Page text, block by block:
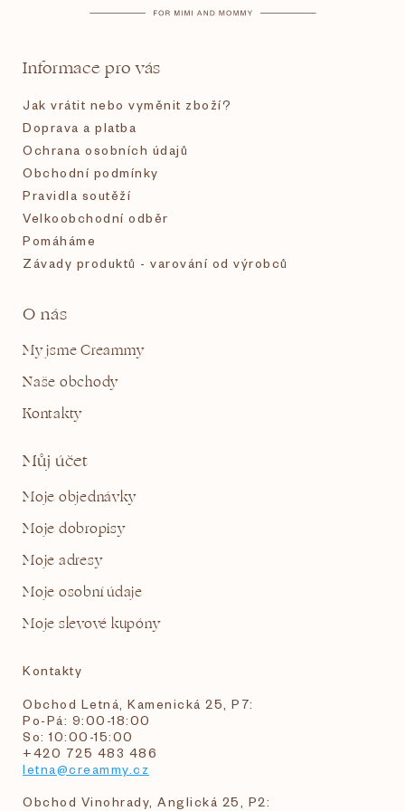
Informace pro vás
Jak vrátit nebo vyměnit zboží?
Doprava a platba
Ochrana osobních údajů
Obchodní podmínky
Pravidla soutěží
Velkoobchodní odběr
Pomáháme
Závady produktů - varování od výrobců
O nás
My jsme Creammy
Naše obchody
Kontakty
Můj účet
Moje objednávky
Moje dobropisy
Moje adresy
Moje osobní údaje
Moje slevové kupóny
Kontakty
Obchod Letná, Kamenická 25, P7:
Po-Pá: 9:00-18:00
So: 10:00-15:00
+420 725 483 486
letna@creammy.cz
Obchod Vinohrady, Anglická 25, P2: